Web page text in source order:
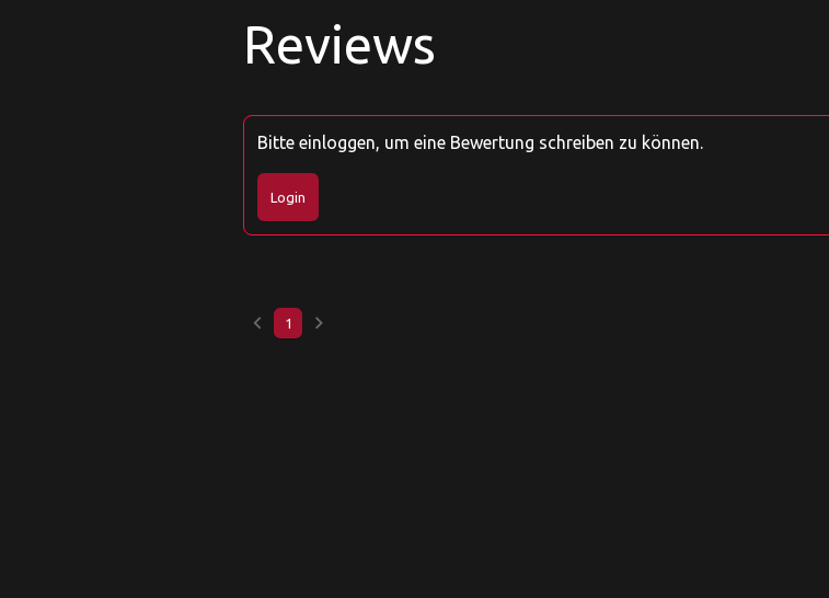
Reviews
Bitte einloggen, um eine Bewertung schreiben zu können.
Login
keyboard_arrow_left 1 keyboard_arrow_right